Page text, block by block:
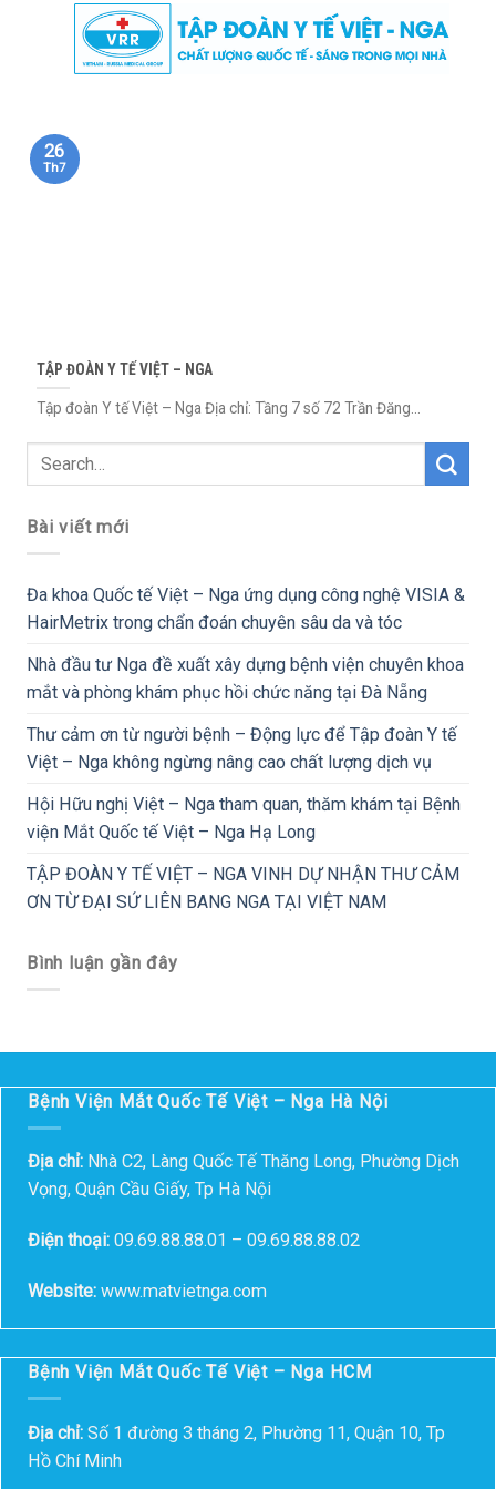
TẬP ĐOÀN Y TẾ VIỆT – NGA
Tập đoàn Y tế Việt – Nga Địa chỉ: Tầng 7 số 72 Trần Đăng...
26
Th7
Bài viết mới
Đa khoa Quốc tế Việt – Nga ứng dụng công nghệ VISIA &
HairMetrix trong chẩn đoán chuyên sâu da và tóc
Nhà đầu tư Nga đề xuất xây dựng bệnh viện chuyên khoa
mắt và phòng khám phục hồi chức năng tại Đà Nẵng
Thư cảm ơn từ người bệnh – Động lực để Tập đoàn Y tế
Việt – Nga không ngừng nâng cao chất lượng dịch vụ
Hội Hữu nghị Việt – Nga tham quan, thăm khám tại Bệnh
viện Mắt Quốc tế Việt – Nga Hạ Long
TẬP ĐOÀN Y TẾ VIỆT – NGA VINH DỰ NHẬN THƯ CẢM
ƠN TỪ ĐẠI SỨ LIÊN BANG NGA TẠI VIỆT NAM
Bình luận gần đây
Bệnh Viện Mắt Quốc Tế Việt – Nga Hà Nội
Địa chỉ: Nhà C2, Làng Quốc Tế Thăng Long, Phường Dịch
Vọng, Quận Cầu Giấy, Tp Hà Nội
Điện thoại: 09.69.88.88.01 – 09.69.88.88.02
Website: www.matvietnga.com
Bệnh Viện Mắt Quốc Tế Việt – Nga HCM
Địa chỉ: Số 1 đường 3 tháng 2, Phường 11, Quận 10, Tp
Hồ Chí Minh